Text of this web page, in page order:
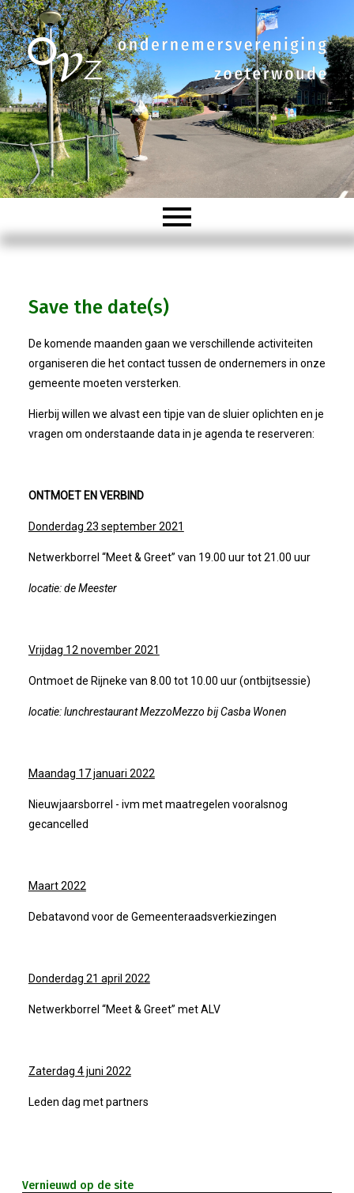
Organisatie
Bestuur
Nieuws
IJshal De Vliet Nodigt Ons Uit!
Verkiezingsdebat!
Bezoek Aan Swetterhage
Geslaagde Ledendag!
2024-05-15 Bestuursvergadering
Verslag Van ALV 2024
Prachtige (leden-)dag 2023
Na 13 Jaar: Hugo Choufour Stopt Als
Save the date(s)
De komende maanden gaan we verschillende activiteiten
organiseren die het contact tussen de ondernemers in onze
gemeente moeten versterken.
Hierbij willen we alvast een tipje van de sluier oplichten en je
vragen om onderstaande data in je agenda te reserveren:
ONTMOET EN VERBIND
Donderdag 23 september 2021
Netwerkborrel “Meet & Greet” van 19.00 uur tot 21.00 uur
locatie: de Meester
Vrijdag 12 november 2021
Ontmoet de Rijneke van 8.00 tot 10.00 uur (ontbijtsessie)
locatie: lunchrestaurant MezzoMezzo bij Casba Wonen
Maandag 17 januari 2022
Nieuwjaarsborrel - ivm met maatregelen vooralsnog
gecancelled
Maart 2022
Debatavond voor de Gemeenteraadsverkiezingen
Donderdag 21 april 2022
Netwerkborrel “Meet & Greet” met ALV
Zaterdag 4 juni 2022
Leden dag met partners
Vernieuwd op de site